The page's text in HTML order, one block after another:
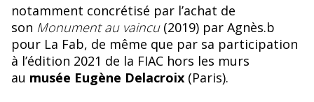
notamment concrétisé par l’achat de
son Monument au vaincu (2019) par Agnès.b
pour La Fab, de même que par sa participation
à l’édition 2021 de la FIAC hors les murs
au musée Eugène Delacroix (Paris).